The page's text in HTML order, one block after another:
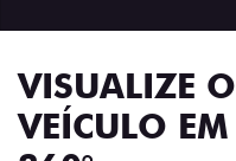
VISUALIZE O
VEÍCULO EM